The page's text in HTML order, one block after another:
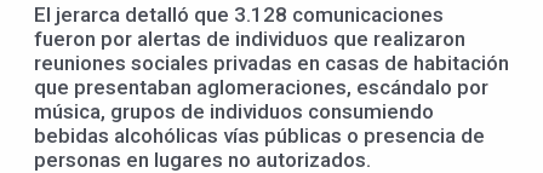
El jerarca detalló que 3.128 comunicaciones
fueron por alertas de individuos que realizaron
reuniones sociales privadas en casas de habitación
que presentaban aglomeraciones, escándalo por
música, grupos de individuos consumiendo
bebidas alcohólicas vías públicas o presencia de
personas en lugares no autorizados.